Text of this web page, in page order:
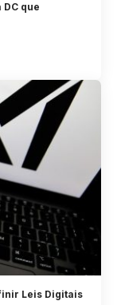
que
Leis Digitais